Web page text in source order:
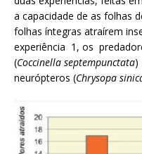
a capacidade de as folhas
folhas íntegras atraírem
experiência 1, os
(Coccinella septempunctata)
neurópteros (Chrysopa